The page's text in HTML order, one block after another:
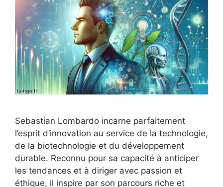
Sebastian Lombardo incarne parfaitement
l’esprit d’innovation au service de la technologie,
de la biotechnologie et du développement
durable. Reconnu pour sa capacité à anticiper
les tendances et à diriger avec passion et
éthique, il inspire par son parcours riche et